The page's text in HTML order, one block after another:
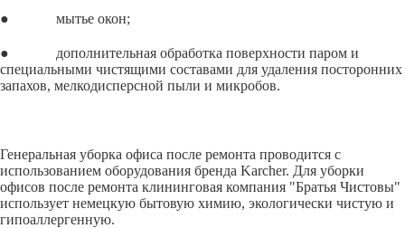
● мытье окон;
● дополнительная обработка поверхности паром и
специальными чистящими составами для удаления посторонних
запахов, мелкодисперсной пыли и микробов.
Генеральная уборка офиса после ремонта проводится с
использованием оборудования бренда Karcher. Для уборки
офисов после ремонта клининговая компания "Братья Чистовы"
использует немецкую бытовую химию, экологически чистую и
гипоаллергенную.